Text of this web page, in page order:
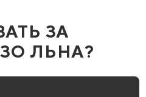
ЗА
ЛЬНА?